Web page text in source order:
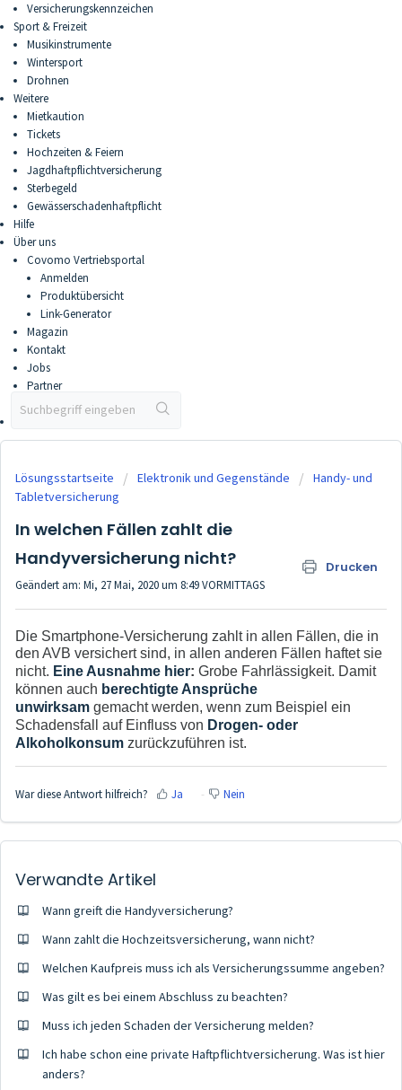
Versicherungskennzeichen
Sport & Freizeit
Musikinstrumente
Wintersport
Drohnen
Weitere
Mietkaution
Tickets
Hochzeiten & Feiern
Jagdhaftpflichtversicherung
Sterbegeld
Gewässerschadenhaftpflicht
Hilfe
Über uns
Covomo Vertriebsportal
Anmelden
Produktübersicht
Link-Generator
Magazin
Kontakt
Jobs
Partner
Partner werden
Vertriebsportal
Lösungsstartseite Elektronik und Gegenstände
Handy- und
Tabletversicherung
In welchen Fällen zahlt die
Handyversicherung nicht?
Drucken
Geändert am: Mi, 27 Mai, 2020 um 8:49 VORMITTAGS
Die Smartphone-Versicherung zahlt in allen Fällen, die in
den AVB versichert sind, in allen anderen Fällen haftet sie
nicht. Eine Ausnahme hier: Grobe Fahrlässigkeit. Damit
können auch berechtigte Ansprüche
unwirksam gemacht werden, wenn zum Beispiel ein
Schadensfall auf Einfluss von Drogen- oder
Alkoholkonsum zurückzuführen ist.
War diese Antwort hilfreich? Ja Nein
Verwandte Artikel
Wann greift die Handyversicherung?
Wann zahlt die Hochzeitsversicherung, wann nicht?
Welchen Kaufpreis muss ich als Versicherungssumme angeben?
Was gilt es bei einem Abschluss zu beachten?
Muss ich jeden Schaden der Versicherung melden?
Ich habe schon eine private Haftpflichtversicherung. Was ist hier
anders?